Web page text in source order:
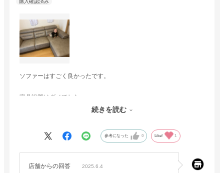
ソファーはすごく良かったです。
家具設置はダメでした
ソファーの連結部分はめ込んでくれずそのまま置いてるだけでした
続きを読む
参考になった 0 Like! 1
店舗からの回答 2025.6.4